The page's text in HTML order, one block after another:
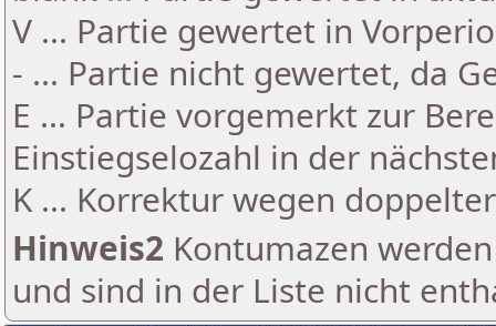
V ... Partie gewertet in
- ... Partie nicht gewertet, da
E ... Partie vorgemerkt zur
Einstiegselozahl in der
K ... Korrektur wegen
Hinweis2 Kontumazen
und sind in der Liste nicht